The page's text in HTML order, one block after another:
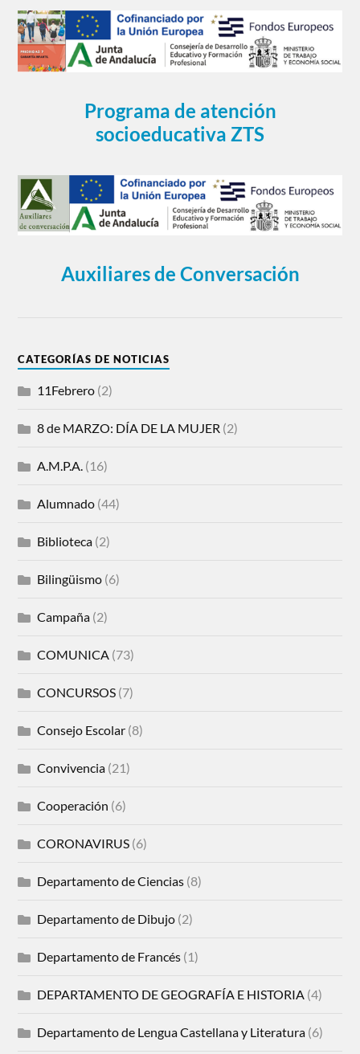
Programa de atención
socioeducativa ZTS
Auxiliares de Conversación
CATEGORÍAS DE NOTICIAS
11Febrero (2)
8 de MARZO: DÍA DE LA MUJER (2)
A.M.P.A. (16)
Alumnado (44)
Biblioteca (2)
Bilingüismo (6)
Campaña (2)
COMUNICA (73)
CONCURSOS (7)
Consejo Escolar (8)
Convivencia (21)
Cooperación (6)
CORONAVIRUS (6)
Departamento de Ciencias (8)
Departamento de Dibujo (2)
Departamento de Francés (1)
DEPARTAMENTO DE GEOGRAFÍA E HISTORIA (4)
Departamento de Lengua Castellana y Literatura (6)